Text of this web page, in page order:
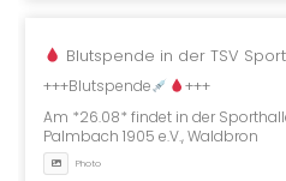
Blutspende in der TSV
+++Blutspende
+++
Am *26.08* findet in der
Palmbach 1905 e.V., Waldbron
Photo